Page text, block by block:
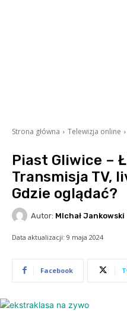
Strona główna Telewizja online
Piast Gliwice –
Transmisja TV,
Gdzie oglądać?
Autor: MIchał Jankowski
Data aktualizacji: 9 maja 2024
Facebook